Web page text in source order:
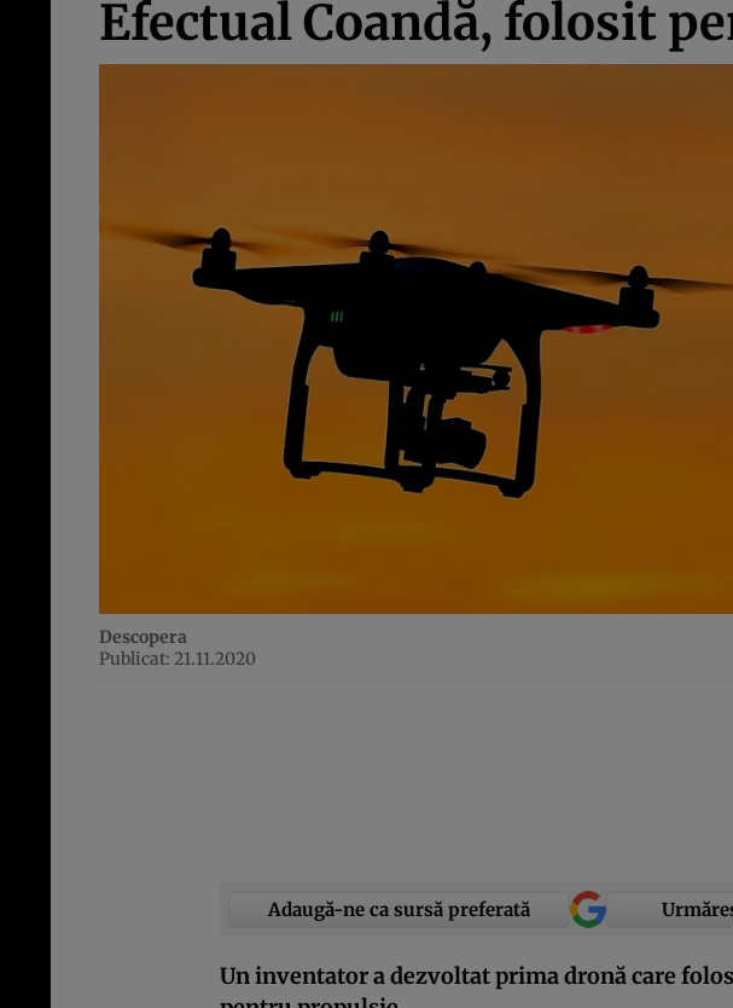
Efectual Coandă, folosit
Descopera
Publicat: 21.11.2020
Adaugă-ne ca sursă preferată
Un inventator a dezvoltat prima dronă care